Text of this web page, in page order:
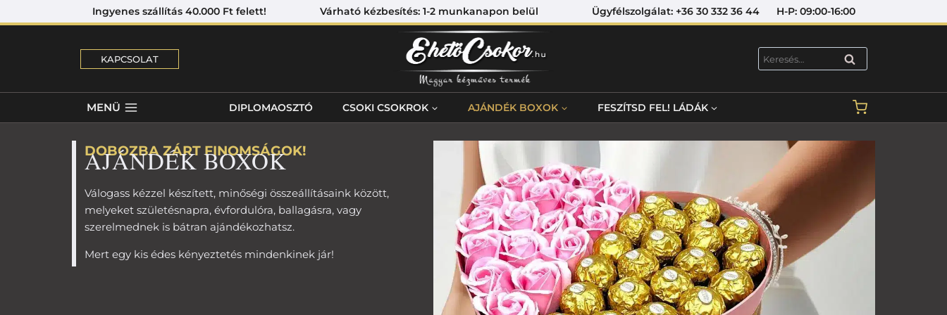
Ingyenes szállítás 40.000 Ft felett! Várható kézbesítés: 1-2 munkanapon belül Ügyfélszolgálat: +36 30 332 36 44 H-P: 09:00-16:00
KAPCSOLAT KERESÉS
MENÜ DIPLOMAOSZTÓ CSOKI CSOKROK AJÁNDÉK BOXOK FESZÍTSD FEL! LÁDÁK
DOBOZBA ZÁRT FINOMSÁGOK!
AJÁNDÉK BOXOK
Válogass kézzel készített, minőségi összeállításaink között,
melyeket születésnapra, évfordulóra, ballagásra, vagy
szerelmednek is bátran ajándékozhatsz.
Mert egy kis édes kényeztetés mindenkinek jár!